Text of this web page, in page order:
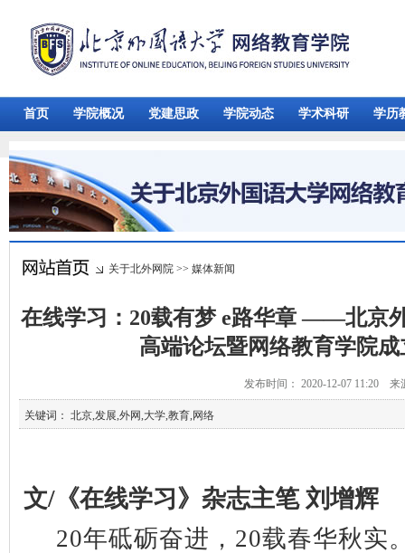
首页 学院概况 党建思政 学院动态 学术科研 学历
关于北外网院 >> 媒体新闻
在线学习：20载有梦 e路华章 ——北京
高端论坛暨网络教育学院
发布时间： 2020-12-07 11:20 来
关键词： 北京,发展,外网,大学,教育,网络
文/《在线学习》杂志主笔 刘增辉
20年砥砺奋进，20载春华秋实